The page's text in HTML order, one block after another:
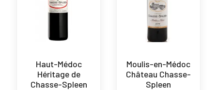
Haut-Médoc
Héritage de
Chasse-Spleen
Moulis-en-Médoc
Château Chasse-
Spleen